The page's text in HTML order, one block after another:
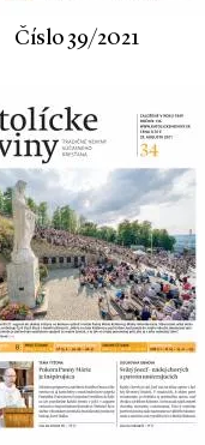
Číslo 39/2021